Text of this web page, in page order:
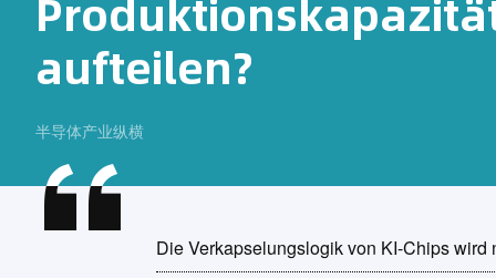
aufteilen?
半导体产业纵横
Die Verkapselungslogik von KI-Chips wird